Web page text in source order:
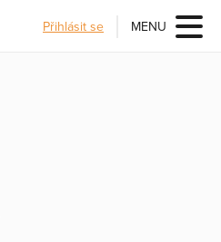
Přihlásit se MENU